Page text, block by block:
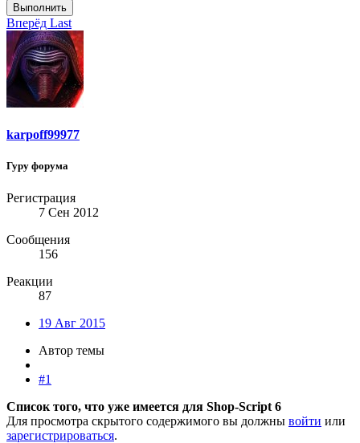
Выполнить
Вперёд Last
karpoff99977
Гуру форума
Регистрация
7 Сен 2012
Сообщения
156
Реакции
87
19 Авг 2015
Автор темы
#1
Список того, что уже имеется для Shop-Script 6
Для просмотра скрытого содержимого вы должны войти или
зарегистрироваться.